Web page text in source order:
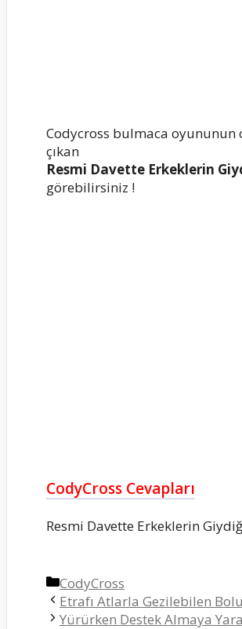
Codycross bulmaca oyununun
çıkan
Resmi Davette Erkeklerin
görebilirsiniz !
CodyCross Cevapları
Resmi Davette Erkeklerin
Kategoriler
CodyCross
Etrafı Atlarla Gezilebilen
Yürürken Destek Almaya